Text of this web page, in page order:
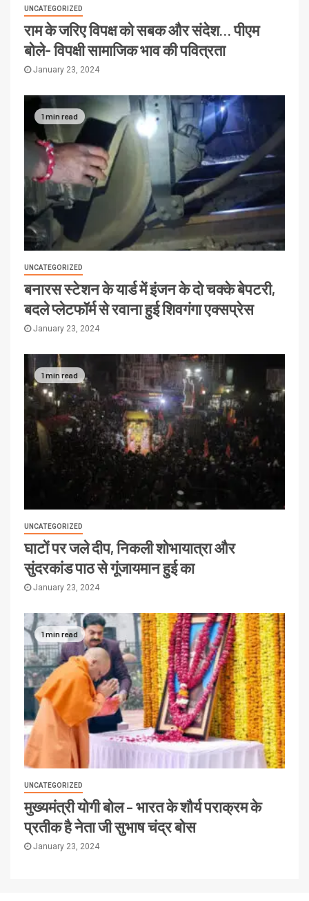
UNCATEGORIZED
राम के जरिए विपक्ष को सबक और संदेश… पीएम
बोले- विपक्षी सामाजिक भाव की पवित्रता
January 23, 2024
1 min read
UNCATEGORIZED
बनारस स्टेशन के यार्ड में इंजन के दो चक्के बेपटरी,
बदले प्लेटफॉर्म से रवाना हुई शिवगंगा एक्सप्रेस
January 23, 2024
1 min read
UNCATEGORIZED
घाटों पर जले दीप, निकली शोभायात्रा और
सुंदरकांड पाठ से गूंजायमान हुई का
January 23, 2024
1 min read
UNCATEGORIZED
मुख्यमंत्री योगी बोल – भारत के शौर्य पराक्रम के
प्रतीक है नेता जी सुभाष चंद्र बोस
January 23, 2024